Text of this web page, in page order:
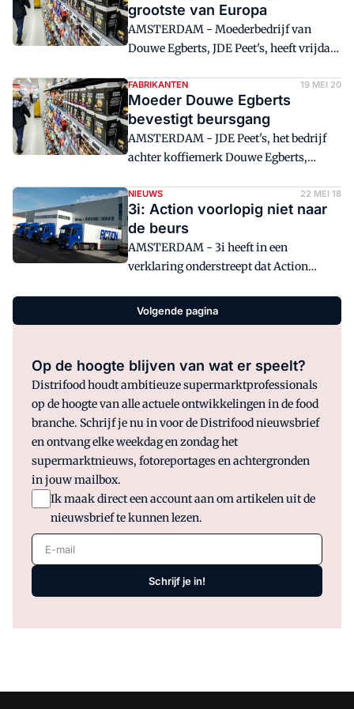
grootste van Europa
AMSTERDAM - Moederbedrijf van
Douwe Egberts, JDE Peet's, heeft vrijdag
Europa van dit jaar op zijn naam
geschreven.
FABRIKANTEN 19 MEI 20
Moeder Douwe Egberts
bevestigt beursgang
AMSTERDAM - JDE Peet's, het bedrijf
achter koffiemerk Douwe Egberts,
beurs in Amsterdam te gaan. Voor de
beursgang geeft het bedrijf nieuwe
aandelen uit, waarmee naar
verwachting €700 miljoen aan nieuw
kapitaal wordt opgehaald.
NIEUWS 22 MEI 18
3i: Action voorlopig niet naar
de beurs
AMSTERDAM - 3i heeft in een
verklaring onderstreept dat Action
Volgende pagina
Op de hoogte blijven van wat er speelt?
Distrifood houdt ambitieuze supermarktprofessionals
op de hoogte van alle actuele ontwikkelingen in de food
branche. Schrijf je nu in voor de Distrifood nieuwsbrief
en ontvang elke weekdag en zondag het
supermarktnieuws, fotoreportages en achtergronden
in jouw mailbox.
Ik maak direct een account aan om artikelen uit de
nieuwsbrief te kunnen lezen.
E-mail
Schrijf je in!